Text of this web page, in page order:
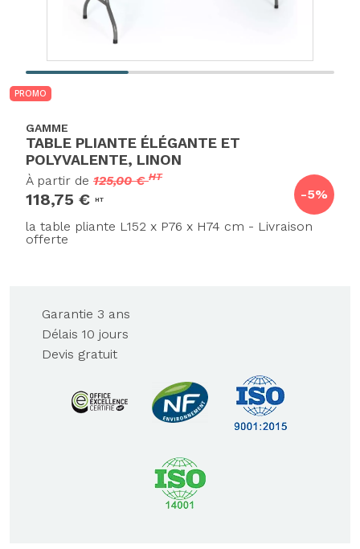
PROMO
GAMME
TABLE PLIANTE ÉLÉGANTE ET
POLYVALENTE, LINON
-5%
À partir de 125,00 €HT
118,75 € HT
la table pliante L152 x P76 x H74 cm - Livraison
offerte
Garantie 3 ans
Délais 10 jours
Devis gratuit